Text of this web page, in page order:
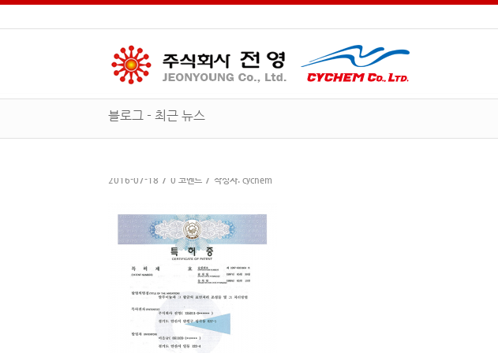
블로그 - 최근 뉴스
2016-07-18 / 0 코멘트 / 작성자: cychem